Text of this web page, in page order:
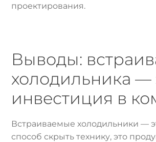
проектирования.
Выводы:
холодильника —
инвестиция в
Встраиваемые холодильники —
способ скрыть технику, это